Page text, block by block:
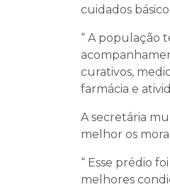
cuidados
“ A população
curativos,
farmácia e
A secretária
melhor os
“ Esse prédio
melhores